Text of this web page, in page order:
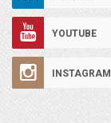
YOUTUBE
INSTAGRAM